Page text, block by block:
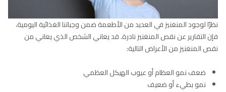
نظرًا لوجود المنغنيز في العديد من الأطعمة ضمن وجباتنا الغذائية اليومية،
فإن التقارير عن نقص المنغنيز نادرة. قد يعاني الشخص الذي يعاني من
نقص المنغنيز من الأعراض التالية:
ضعف نمو العظام أو عيوب الهيكل العظمي
نمو بطيء أو ضعيف